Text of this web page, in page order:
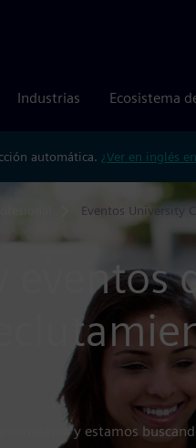
Industrias Ecosistema
automática. ¿Ver en inglés
Eventos University
compañía y estamos